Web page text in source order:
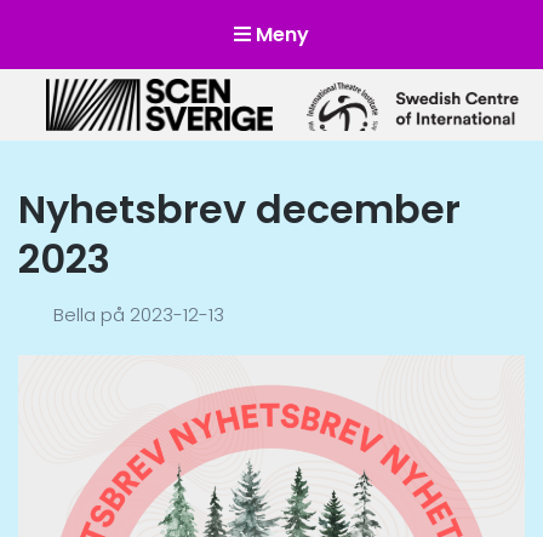
Meny
Scensverige
Mötesplats för svensk och internationell scenkonst
Nyhetsbrev december
2023
Bella på 2023-12-13